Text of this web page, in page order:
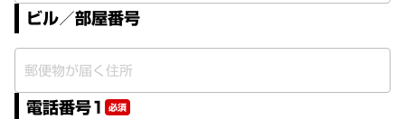
ビル／部屋番号
電話番号1 必須